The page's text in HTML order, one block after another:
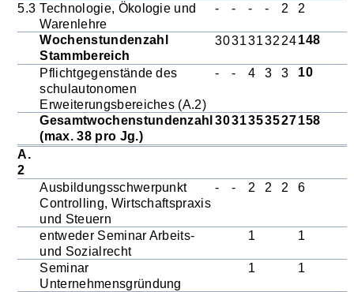
5.3 Technologie, Ökologie und
Warenlehre
- - - - 2 2
Wochenstundenzahl
Stammbereich
30313132 24148
Pflichtgegenstände des
schulautonomen
Erweiterungsbereiches (A.2)
- - 4 3 3 10
Gesamtwochenstundenzahl
(max. 38 pro Jg.)
3031353527158
A.
2
Ausbildungsschwerpunkt
Controlling, Wirtschaftspraxis
und Steuern
- - 2 2 2 6
entweder Seminar Arbeits-
und Sozialrecht
1 1
Seminar
Unternehmensgründung
1 1